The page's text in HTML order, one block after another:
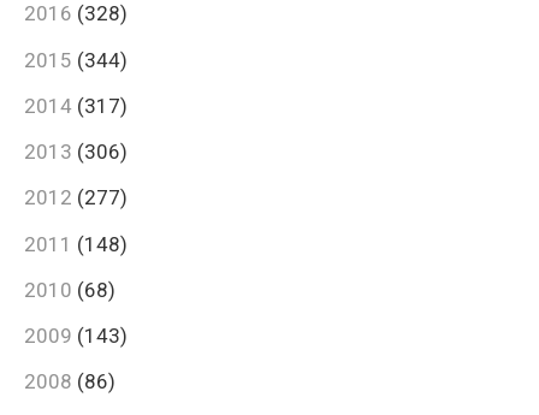
2016 (328)
2015 (344)
2014 (317)
2013 (306)
2012 (277)
2011 (148)
2010 (68)
2009 (143)
2008 (86)